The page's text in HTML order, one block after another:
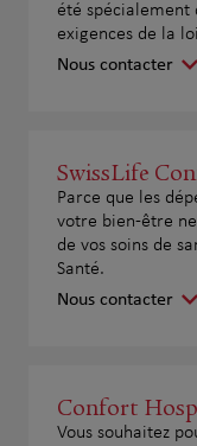
été spécialement
exigences de la
Nous contacter
SwissLife
Parce que les
votre bien-être
de vos soins de
Santé.
Nous contacter
Confort
Vous souhaitez